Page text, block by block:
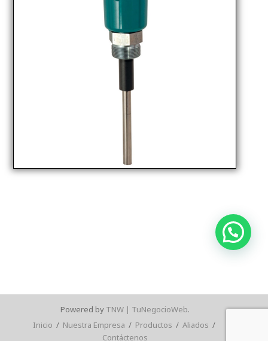
Powered by TNW | TuNegocioWeb.
Inicio / Nuestra Empresa / Productos / Aliados /
Contáctenos